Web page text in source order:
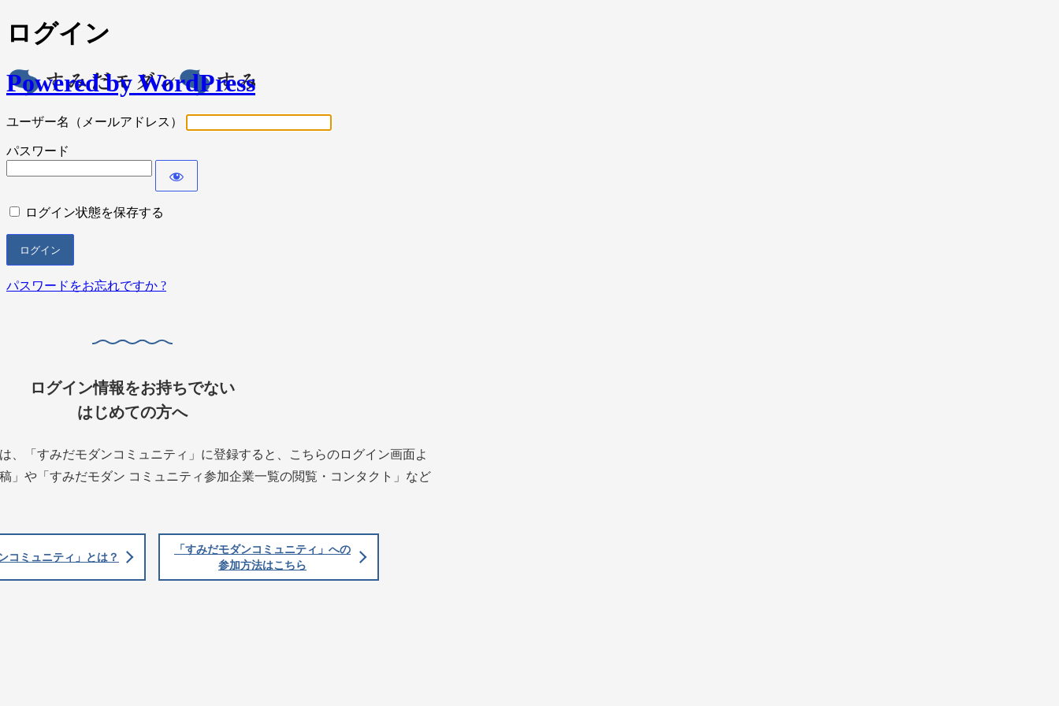
ログイン
Powered by WordPress
ユーザー名（メールアドレス）
パスワード
ログイン状態を保存する
パスワードをお忘れですか ?
ログイン情報をお持ちでない
はじめての方へ
、「すみだモダンコミュニティ」に登録すると、こちらのログイン画面よ
」や「すみだモダン コミュニティ参加企業一覧の閲覧・コンタクト」など
コミュニティ」とは？
「すみだモダンコミュニティ」への
参加方法はこちら